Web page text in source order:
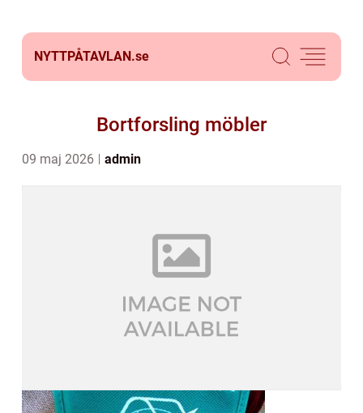
NYTTPÅTAVLAN.se
Bortforsling möbler
09 maj 2026 admin